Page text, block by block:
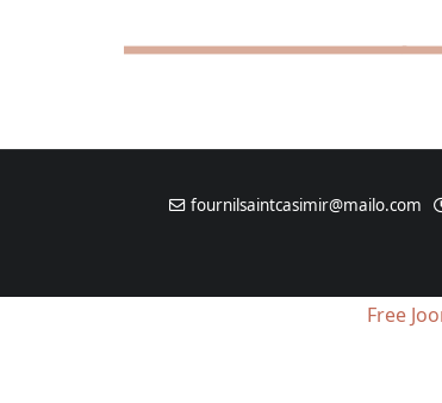
fournilsaintcasimir@mailo.com
Free